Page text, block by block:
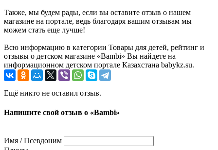
Также, мы будем рады, если вы оставите отзыв о нашем
магазине на портале, ведь благодаря вашим отзывам мы
можем стать еще лучше!
Всю информацию в категории Товары для детей, рейтинг и
отзывы о детском магазине «Bambi» Вы найдете на
информационном детском портале Казахстана babykz.su.
Ещё никто не оставил отзыв.
Напишите свой отзыв о «Bambi»
Имя / Псевдоним